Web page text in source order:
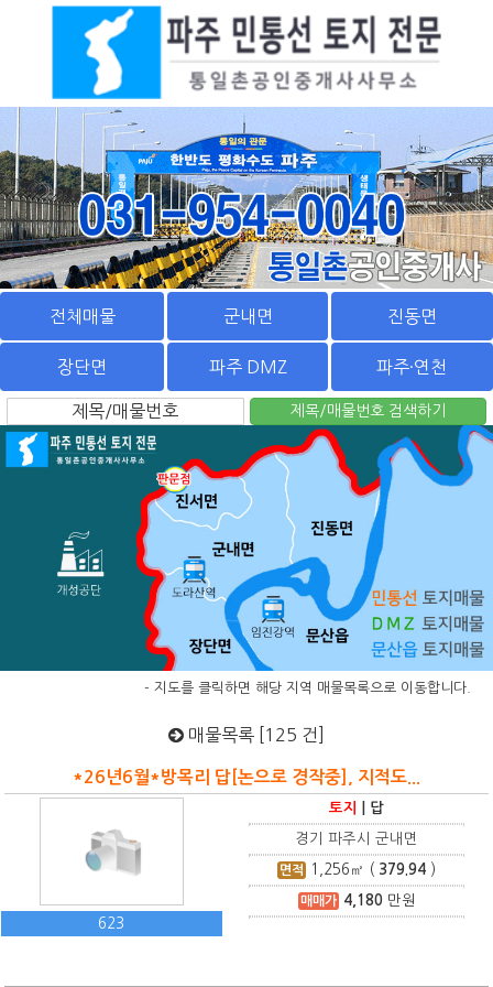
전체매물 군내면 진동면
장단면 파주 DMZ 파주·연천
- 지도를 클릭하면 해당 지역 매물목록으로 이동합니다.
매물목록 [125 건]
*26년6월*방목리 답[논으로 경작중], 지적도...
623
토지 답
경기 파주시 군내면
면적 1,256 ㎡ ( 379.94 )
매매가 4,180만원